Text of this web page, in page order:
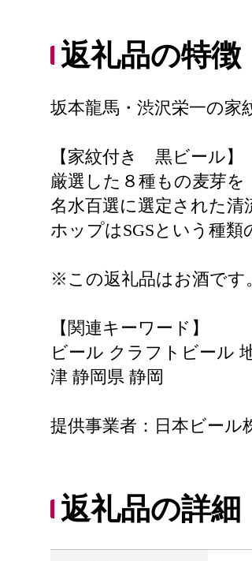
返礼品の特徴
坂本龍馬・渋沢栄一の家
【家紋付き 黒ビール】
厳選した８種もの麦芽
名水百選に選定された清
ホップはSGSという種類
※この返礼品はお酒です
【関連キーワード】
ビール クラフトビール
津 静岡県 静岡
提供事業者：日本ビール
返礼品の詳細